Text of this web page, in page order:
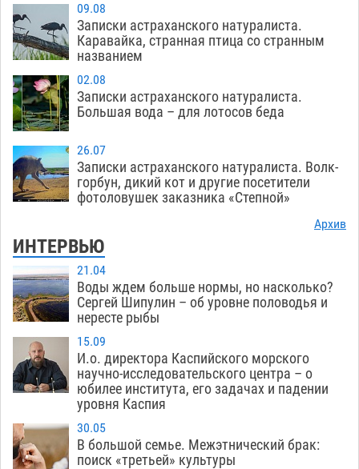
09.08
Записки астраханского натуралиста.
Каравайка, странная птица со странным
названием
02.08
Записки астраханского натуралиста.
Большая вода – для лотосов беда
26.07
Записки астраханского натуралиста. Волк-
горбун, дикий кот и другие посетители
фотоловушек заказника «Степной»
Архив
ИНТЕРВЬЮ
21.04
Воды ждем больше нормы, но насколько?
Сергей Шипулин – об уровне половодья и
нересте рыбы
15.09
И.о. директора Каспийского морского
научно-исследовательского центра – о
юбилее института, его задачах и падении
уровня Каспия
30.05
В большой семье. Межэтнический брак:
поиск «третьей» культуры